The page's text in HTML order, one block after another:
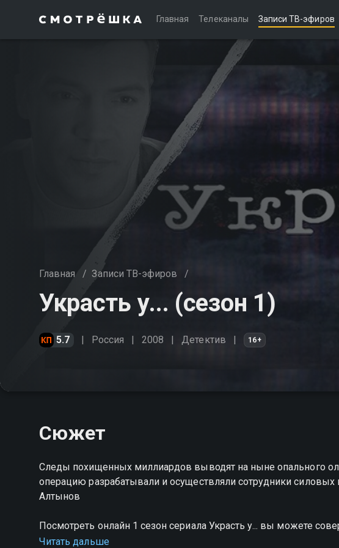
Главная Телеканалы Записи ТВ-эфиров
Главная / Записи ТВ-эфиров /
Украсть у... (сезон 1)
5.7 Россия 2008 Детектив 16+
Сюжет
Следы похищенных миллиардов выводят на ныне опального
операцию разрабатывали и осуществляли сотрудники
Алтынов
Посмотреть онлайн 1 сезон сериала Украсть у... вы можете
качестве на Смотрёшке
Читать дальше